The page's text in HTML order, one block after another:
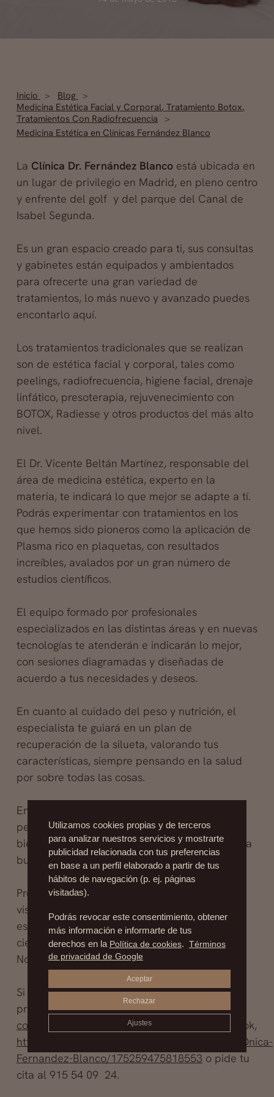
Inicio
Blog
Medicina Estética Facial y Corporal, Tratamiento Botox,
Tratamientos Con Radiofrecuencia
Medicina Estética en Clínicas Fernández Blanco
La Clínica Dr. Fernández Blancoestá ubicada en
un lugar de privilegio en Madrid, en pleno centro
y enfrente del golf y del parque del Canal de
Isabel Segunda.
Es un gran espacio creado para ti, sus consultas
y gabinetes están equipados y ambientados
para ofrecerte una gran variedad de
tratamientos, lo más nuevo y avanzado puedes
encontarlo aquí.
Los tratamientos tradicionales que se realizan
son de estética facial y corporal, tales como
peelings, radiofrecuencia, higiene facial, drenaje
linfático, presoterapia, rejuvenecimiento con
BOTOX, Radiesse y otros productos del más alto
nivel.
El Dr. Vicente Beltán Martínez, responsable del
área de medicina estética, experto en la
materia, te indicará lo que mejor se adapte a tí.
Podrás experimentar con tratamientos en los
que hemos sido pioneros como la aplicación de
Plasma rico en plaquetas, con resultados
increíbles, avalados por un gran número de
estudios científicos.
El equipo formado por profesionales
especializados en las distintas áreas y en nuevas
tecnologías te atenderán e indicarán lo mejor,
con sesiones diagramadas y diseñadas de
acuerdo a tus necesidades y deseos.
En cuanto al cuidado del peso y nutrición, el
especialista te guiará en un plan de
recuperación de la silueta, valorando tus
características, siempre pensando en la salud
por sobre todas las cosas.
Encontrarás un lugar agradable, moderno,
personas interesadas y preocupadas por tu
bienestar general. Nuestro lema es siempre una
buena sonrisa y dar lo mejor a los pacientes.
Prepárate para recibir el verano y ven a
visitarnos, todos los nuevos tratamientos te
esperan; faciales y corporales, probados
científicamente con resultados excepcionales.
No te los puedes perder.
Si quieres consultar con nuestro equipo de
profesionales escríbenos a
contacto@drfernandezblanco.com
o a facebook,
http://www.facebook.com/#!/pages/Cl%C3%ADnica-
Fernandez-Blanco/175259475818553 o pide tu
cita al 915 54 09 24.
Utilizamos cookies propias y de terceros
para analizar nuestros servicios y mostrarte
publicidad relacionada con tus preferencias
en base a un perfil elaborado a partir de tus
hábitos de navegación (p. ej. páginas
visitadas).
Podrás revocar este consentimiento, obtener
más información e informarte de tus
derechos en la Política de cookies. Términos
de privacidad de Google
Aceptar
Rechazar
Ajustes